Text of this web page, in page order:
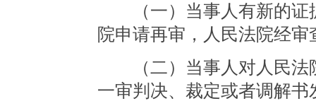
（一）当事人有新的证
院申请再审，人民法院经
（二）当事人对人民法
一审判决、裁定或者调解